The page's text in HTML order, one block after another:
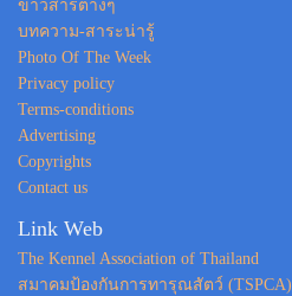
ข่าวสารต่างๆ
บทความ-สาระน่ารู้
Photo Of The Week
Privacy policy
Terms-conditions
Advertising
Copyrights
Contact us
Link Web
The Kennel Association of Thailand
สมาคมป้องกันการทารุณสัตว์ (TSPCA)